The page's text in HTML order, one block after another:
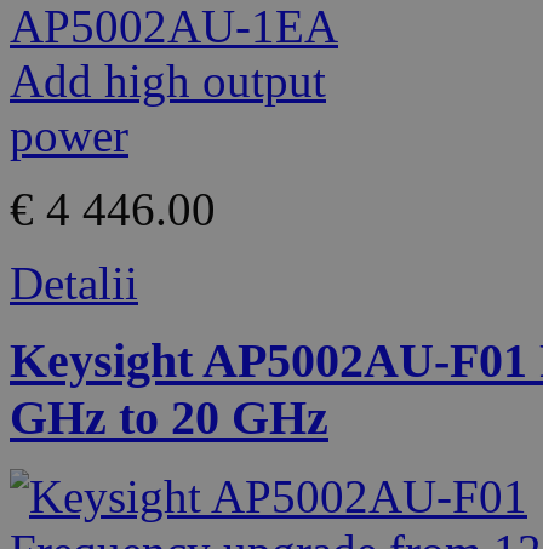
€ 4 446.00
Detalii
Keysight AP5002AU-
GHz to 20 GHz